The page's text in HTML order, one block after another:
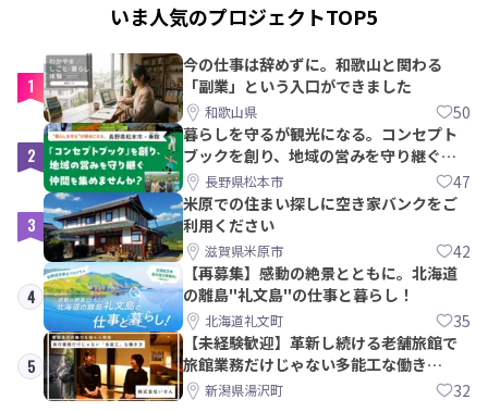
いま人気のプロジェクトTOP5
1
今の仕事は辞めずに。和歌山と関わる
「副業」という入口ができました
和歌山県 50
2
暮らしを守るが観光になる。コンセプト
ブックを創り、地域の営みを守り継ぐ仲
間を集めませんか？
長野県松本市 47
3
米原での住まい探しに空き家バンクをご
利用ください
滋賀県米原市 42
4
【再募集】感動の絶景とともに。北海道
の離島"礼文島"の仕事と暮らし！
北海道礼文町 35
5
【未経験歓迎】革新し続ける老舗旅館で
旅館業務だけじゃない多能工な働き
方。 株式会社いせん
新潟県湯沢町 32